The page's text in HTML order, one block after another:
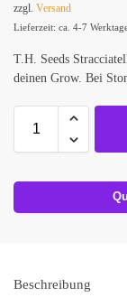
zzgl. Versand
Lieferzeit: ca. 4-7
T.H. Seeds
deinen Grow. Bei
Beschreibung